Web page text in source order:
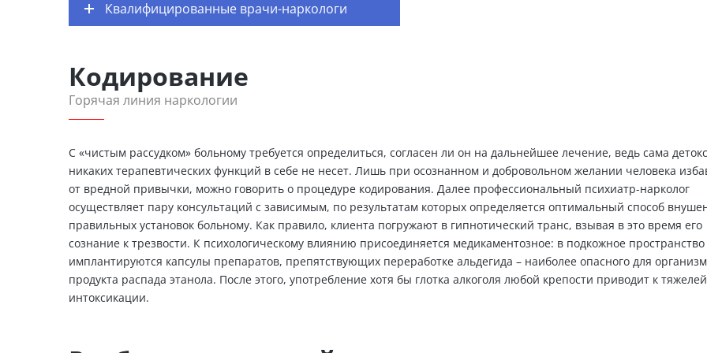
Квалифицированные врачи-наркологи
Кодирование
Горячая линия наркологии
С «чистым рассудком» больному требуется определиться, согласен ли он на дальнейшее лечение, ведь сама
никаких терапевтических функций в себе не несет. Лишь при осознанном и добровольном желании человека
от вредной привычки, можно говорить о процедуре кодирования. Далее профессиональный психиатр-нарколог
осуществляет пару консультаций с зависимым, по результатам которых определяется оптимальный способ
правильных установок больному. Как правило, клиента погружают в гипнотический транс, взывая в это время его
сознание к трезвости. К психологическому влиянию присоединяется медикаментозное: в подкожное пространство
имплантируются капсулы препаратов, препятствующих переработке альдегида – наиболее опасного для
продукта распада этанола. После этого, употребление хотя бы глотка алкоголя любой крепости приводит к
интоксикации.